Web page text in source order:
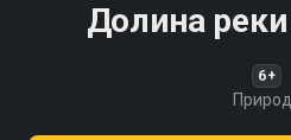
Долина
6+